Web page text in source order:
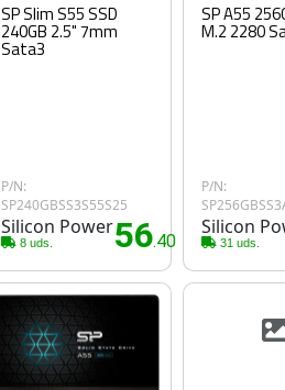
SP Slim S55 SSD
240GB 2.5" 7mm
Sata3
P/N:
SP240GBSS3S55S25
Silicon Power
8 uds. 56.40€
SP A55
M.2 2280
P/N:
Silicon
31 uds.